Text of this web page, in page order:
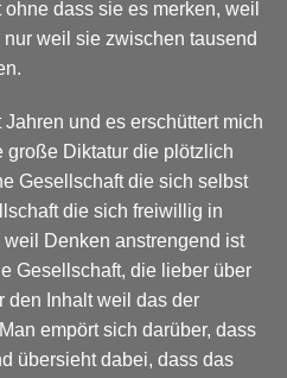
dass sie es merken, weil
weil sie zwischen tausend
und es erschüttert mich
Diktatur die plötzlich
Gesellschaft die sich selbst
die sich freiwillig in
Denken anstrengend ist
Gesellschaft, die lieber über
den Inhalt weil das der
empört sich darüber, dass
übersieht dabei, dass das